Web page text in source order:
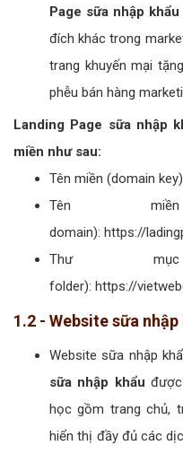
Page sữa nhập khẩu
đích khác trong
trang khuyến mại
phễu bán hàng
Landing Page sữa nhập
miền như sau:
Tên miền (domain
Tên
domain): https://
Thư
folder): https://
1.2 - Website sữa nhập
Website sữa nhập
sữa nhập khẩu
học gồm trang chủ,
hiển thị đầy đủ các